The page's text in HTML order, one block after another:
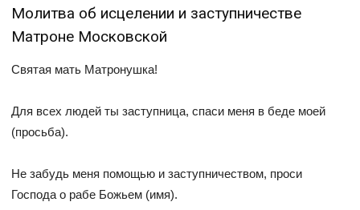
Молитва об исцелении и заступничестве
Матроне Московской
Святая мать Матронушка!
Для всех людей ты заступница, спаси меня в беде моей
(просьба).
Не забудь меня помощью и заступничеством, проси
Господа о рабе Божьем (имя).